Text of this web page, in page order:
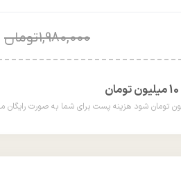
1,980,000تومان